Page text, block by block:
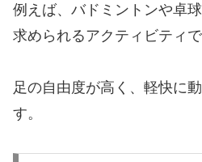
例えば、バドミントンや卓
求められるアクティビティで
足の自由度が高く、軽快に
す。